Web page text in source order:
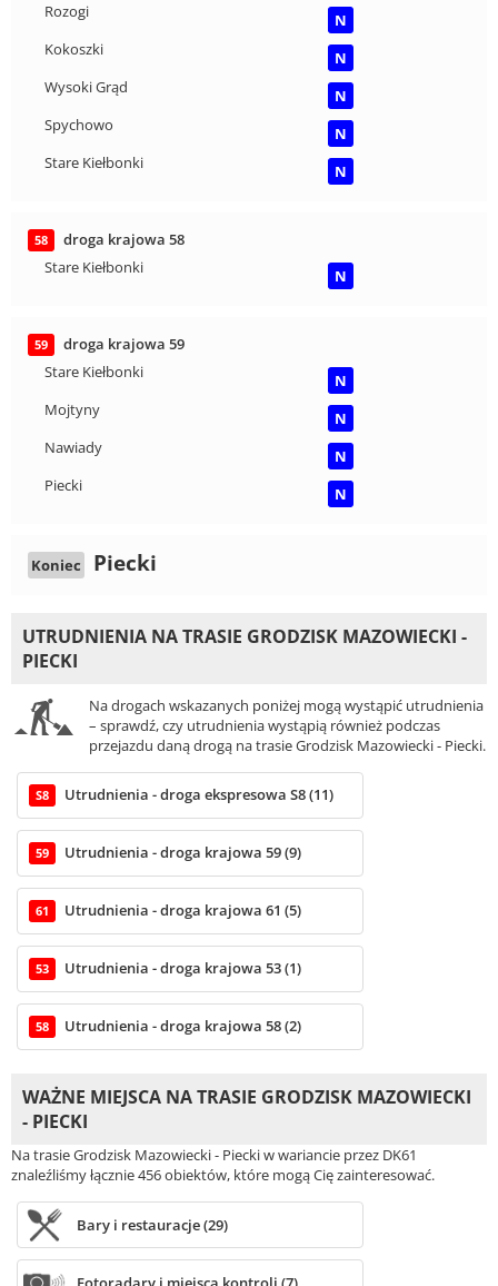
Rozogi
N
Kokoszki
N
Wysoki Grąd
N
Spychowo
N
Stare Kiełbonki
N
58
droga krajowa 58
Stare Kiełbonki
N
59
droga krajowa 59
Stare Kiełbonki
N
Mojtyny
N
Nawiady
N
Piecki
N
Koniec Piecki
UTRUDNIENIA NA TRASIE GRODZISK MAZOWIECKI -
PIECKI
Na drogach wskazanych poniżej mogą wystąpić utrudnienia
– sprawdź, czy utrudnienia wystąpią również podczas
przejazdu daną drogą na trasie Grodzisk Mazowiecki - Piecki.
S8 Utrudnienia - droga ekspresowa S8 (11)
59 Utrudnienia - droga krajowa 59 (9)
61 Utrudnienia - droga krajowa 61 (5)
53 Utrudnienia - droga krajowa 53 (1)
58 Utrudnienia - droga krajowa 58 (2)
WAŻNE MIEJSCA NA TRASIE GRODZISK MAZOWIECKI
- PIECKI
Na trasie Grodzisk Mazowiecki - Piecki w wariancie przez DK61
znaleźliśmy łącznie 456 obiektów, które mogą Cię zainteresować.
Bary i restauracje (29)